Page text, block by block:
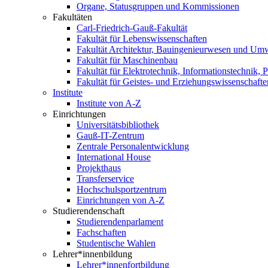
Organe, Statusgruppen und Kommissionen
Fakultäten
Carl-Friedrich-Gauß-Fakultät
Fakultät für Lebenswissenschaften
Fakultät Architektur, Bauingenieurwesen und
Fakultät für Maschinenbau
Fakultät für Elektrotechnik, Informationstechnik,
Fakultät für Geistes- und
Institute
Institute von A-Z
Einrichtungen
Universitätsbibliothek
Gauß-IT-Zentrum
Zentrale Personalentwicklung
International House
Projekthaus
Transferservice
Hochschulsportzentrum
Einrichtungen von A-Z
Studierendenschaft
Studierendenparlament
Fachschaften
Studentische Wahlen
Lehrer*innenbildung
Lehrer*innenfortbildung